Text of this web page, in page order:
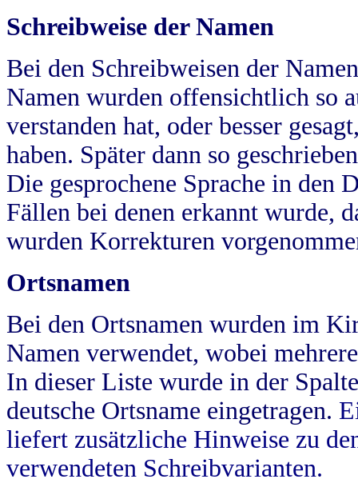
Schreibweise der Namen
Bei den Schreibweisen der
Namen wurden offensichtlich so
verstanden hat, oder besser
haben. Später dann so
Die gesprochene Sprache in
Fällen bei denen erkannt wurde,
wurden Korrekturen
Ortsnamen
Bei den Ortsnamen wurden im
Namen verwendet, wobei
In dieser Liste wurde in der
deutsche Ortsname eingetragen.
liefert zusätzliche Hinweise zu
verwendeten Schreibvarianten.